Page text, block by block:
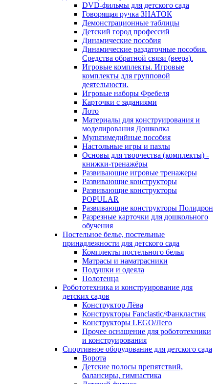
DVD-фильмы для детского сада
Говорящая ручка ЗНАТОК
Демонстрационные таблицы
Детский город профессий
Динамические пособия
Динамические раздаточные пособия.
Средства обратной связи (веера).
Игровые комплекты. Игровые
комплекты для групповой
деятельности.
Игровые наборы Фребеля
Карточки с заданиями
Лото
Материалы для конструирования и
моделирования Дошколка
Мультимедийные пособия
Настольные игры и пазлы
Основы для творчества (комплекты) -
книжки-тренажёры
Развивающие игровые тренажеры
Развивающие конструкторы
Развивающие конструкторы
POPULAR
Развивающие конструкторы Полидрон
Разрезные карточки для дошкольного
обучения
Постельное белье, постельные
принадлежности для детского сада
Комплекты постельного белья
Матрасы и наматрасники
Подушки и одеяла
Полотенца
Робототехника и конструирование для
детских садов
Конструктор Лёва
Конструкторы Fanclastic/Фанкластик
Конструкторы LEGO/Лего
Прочее оснащение для робототехники
и конструирования
Спортивное оборудование для детского сада
Ворота
Детские полосы препятствий,
балансиры, гимнастика